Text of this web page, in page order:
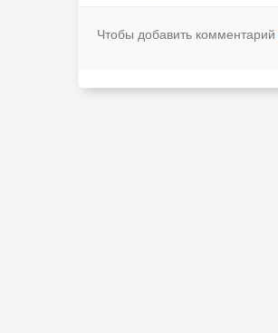
Чтобы добавить комментарий